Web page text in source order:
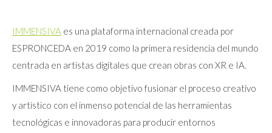
IMMENSIVA es una plataforma internacional creada por
ESPRONCEDA en 2019 como la primera residencia del mundo
centrada en artistas digitales que crean obras con XR e IA.
IMMENSIVA tiene como objetivo fusionar el proceso creativo
y artístico con el inmenso potencial de las herramientas
tecnológicas e innovadoras para producir entornos